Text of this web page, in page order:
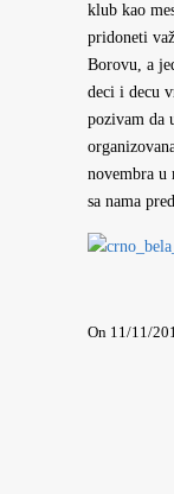
klub kao
pridoneti
Borovu, a
deci i decu
pozivam da
novembra u
sa nama
On 11/11/